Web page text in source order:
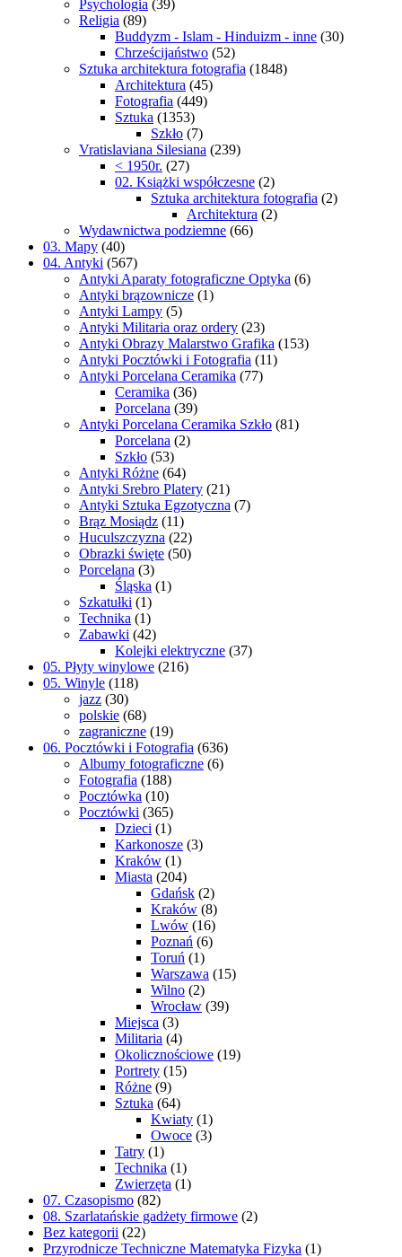
Psychologia (39)
Religia (89)
Buddyzm - Islam - Hinduizm - inne (30)
Chrześcijaństwo (52)
Sztuka architektura fotografia (1848)
Architektura (45)
Fotografia (449)
Sztuka (1353)
Szkło (7)
Vratislaviana Silesiana (239)
< 1950r. (27)
02. Książki współczesne (2)
Sztuka architektura fotografia (2)
Architektura (2)
Wydawnictwa podziemne (66)
03. Mapy (40)
04. Antyki (567)
Antyki Aparaty fotograficzne Optyka (6)
Antyki brązownicze (1)
Antyki Lampy (5)
Antyki Militaria oraz ordery (23)
Antyki Obrazy Malarstwo Grafika (153)
Antyki Pocztówki i Fotografia (11)
Antyki Porcelana Ceramika (77)
Ceramika (36)
Porcelana (39)
Antyki Porcelana Ceramika Szkło (81)
Porcelana (2)
Szkło (53)
Antyki Różne (64)
Antyki Srebro Platery (21)
Antyki Sztuka Egzotyczna (7)
Brąz Mosiądz (11)
Huculszczyzna (22)
Obrazki święte (50)
Porcelana (3)
Śląska (1)
Szkatułki (1)
Technika (1)
Zabawki (42)
Kolejki elektryczne (37)
05. Płyty winylowe (216)
05. Winyle (118)
jazz (30)
polskie (68)
zagraniczne (19)
06. Pocztówki i Fotografia (636)
Albumy fotograficzne (6)
Fotografia (188)
Pocztówka (10)
Pocztówki (365)
Dzieci (1)
Karkonosze (3)
Kraków (1)
Miasta (204)
Gdańsk (2)
Kraków (8)
Lwów (16)
Poznań (6)
Toruń (1)
Warszawa (15)
Wilno (2)
Wrocław (39)
Miejsca (3)
Militaria (4)
Okolicznościowe (19)
Portrety (15)
Różne (9)
Sztuka (64)
Kwiaty (1)
Owoce (3)
Tatry (1)
Technika (1)
Zwierzęta (1)
07. Czasopismo (82)
08. Szarlatańskie gadżety firmowe (2)
Bez kategorii (22)
Przyrodnicze Techniczne Matematyka Fizyka (1)